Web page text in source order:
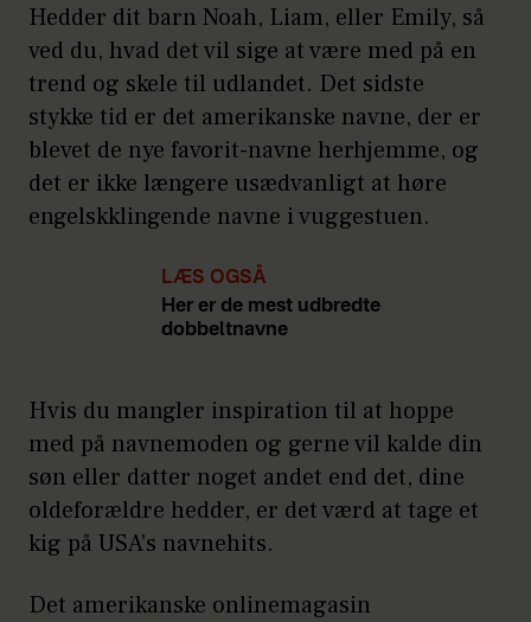
Hedder dit barn Noah, Liam, eller Emily, så
ved du, hvad det vil sige at være med på en
trend og skele til udlandet. Det sidste
stykke tid er det amerikanske navne, der er
blevet de nye favorit-navne herhjemme, og
det er ikke længere usædvanligt at høre
engelskklingende navne i vuggestuen.
LÆS OGSÅ
Her er de mest udbredte
dobbeltnavne
Hvis du mangler inspiration til at hoppe
med på navnemoden og gerne vil kalde din
søn eller datter noget andet end det, dine
oldeforældre hedder, er det værd at tage et
kig på USA’s navnehits.
Det amerikanske onlinemagasin